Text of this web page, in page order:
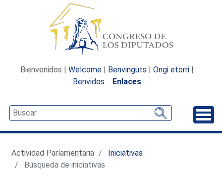
Bienvenidos | Welcome | Benvinguts | Ongi etorri |
Benvidos
Enlaces
Actividad Parlamentaria
Iniciativas
Búsqueda de iniciativas